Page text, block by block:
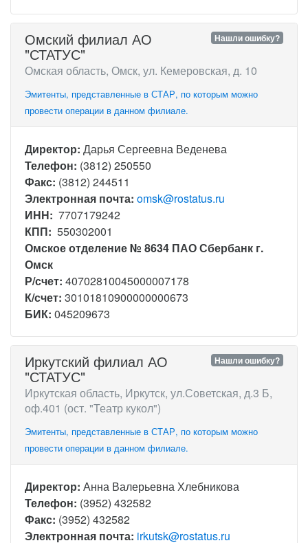
Нашли ошибку?
Омский филиал АО
"СТАТУС"
Омская область, Омск, ул. Кемеровская, д. 10
Эмитенты, представленные в СТАР, по которым можно
провести операции в данном филиале.
Директор: Дарья Сергеевна Веденева
Телефон: (3812) 250550
Факс: (3812) 244511
Электронная почта: omsk@rostatus.ru
ИНН: 7707179242
КПП: 550302001
Омское отделение № 8634 ПАО Сбербанк г.
Омск
Р/счет: 40702810045000007178
К/счет: 30101810900000000673
БИК: 045209673
Нашли ошибку?
Иркутский филиал АО
"СТАТУС"
Иркутская область, Иркутск, ул.Советская, д.3 Б,
оф.401 (ост. "Театр кукол")
Эмитенты, представленные в СТАР, по которым можно
провести операции в данном филиале.
Директор: Анна Валерьевна Хлебникова
Телефон: (3952) 432582
Факс: (3952) 432582
Электронная почта: irkutsk@rostatus.ru